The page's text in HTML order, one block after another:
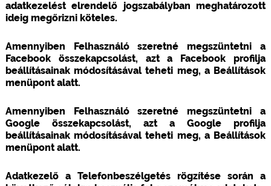
adatkezelést elrendelő jogszabályban meghatározott
ideig megőrizni köteles.
Amennyiben Felhasználó szeretné megszüntetni a
Facebook összekapcsolást, azt a Facebook profilja
beállításainak módosításával teheti meg, a Beállítások
menüpont alatt.
Amennyiben Felhasználó szeretné megszüntetni a
Google összekapcsolást, azt a Google profilja
beállításainak módosításával teheti meg, a Beállítások
menüpont alatt.
Adatkezelő a Telefonbeszélgetés rögzítése során a